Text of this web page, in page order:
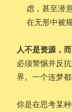
虑，甚至潜
在无形中被
人不是资源，
必须警惕并反
界。一个连梦
你是在思考某